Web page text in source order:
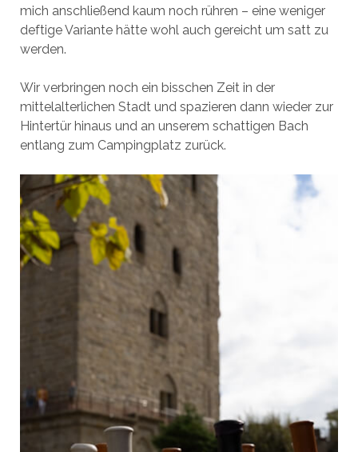
mich anschließend kaum noch rühren – eine weniger
deftige Variante hätte wohl auch gereicht um satt zu
werden.
Wir verbringen noch ein bisschen Zeit in der
mittelalterlichen Stadt und spazieren dann wieder zur
Hintertür hinaus und an unserem schattigen Bach
entlang zum Campingplatz zurück.